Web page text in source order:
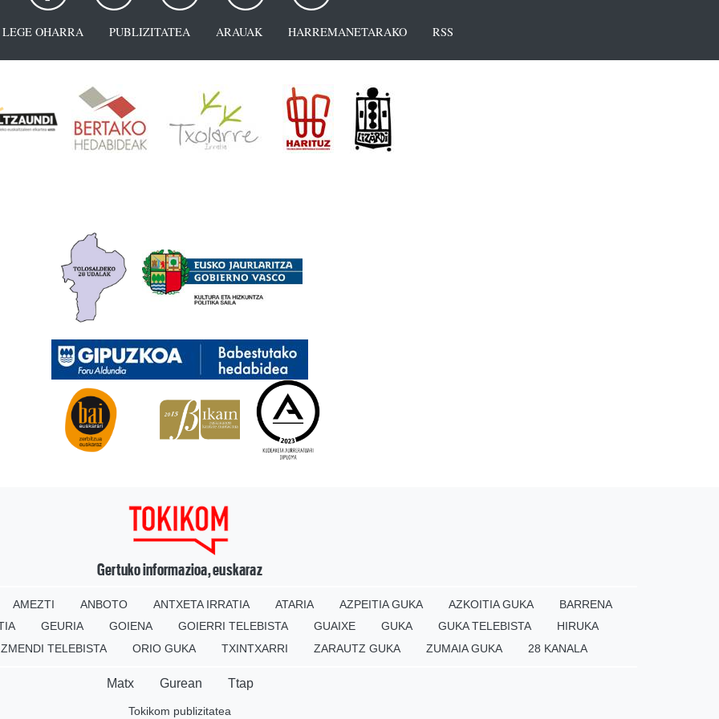
LEGE OHARRA PUBLIZITATEA ARAUAK HARREMANETARAKO RSS
Gertuko informazioa, euskaraz
AMEZTI ANBOTO ANTXETA IRRATIA ATARIA AZPEITIA GUKA AZKOITIA GUKA
BARRENA
GEURIA GOIENA GOIERRI TELEBISTA GUAIXE GUKA GUKA TELEBISTA
HIRUKA
TELEBISTA
ORIO GUKA TXINTXARRI ZARAUTZ GUKA ZUMAIA GUKA 28 KANALA
Matx Gurean Ttap
Tokikom publizitatea